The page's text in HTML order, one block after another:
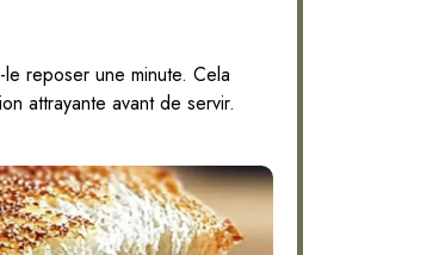
reposer une minute. Cela
attrayante avant de servir.